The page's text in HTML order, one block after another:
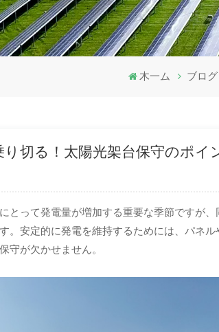
木一ム ブログ
切る！太陽光架台保守のポイ
とって発電量が増加する重要な季節ですが
。安定的に発電を維持するためには、パネ
守が欠かせません。